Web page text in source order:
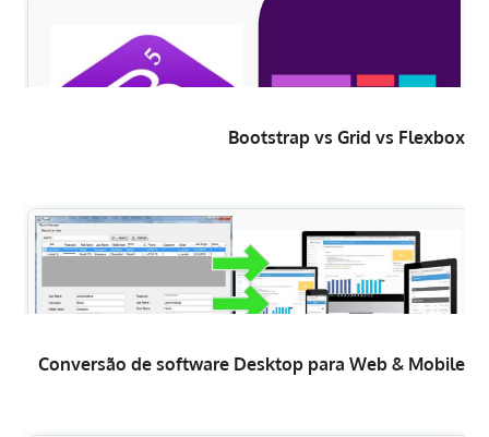
Bootstrap vs Grid vs Flexbox
Conversão de software Desktop para Web & Mobile